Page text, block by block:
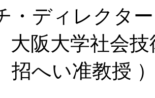
・ディレクタ
学社会技術
招へい准教授